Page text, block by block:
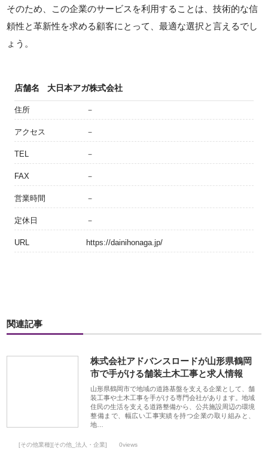
そのため、この企業のサービスを利用することは、技術的な信
頼性と革新性を求める顧客にとって、最適な選択と言えるでし
ょう。
店舗名 大日本アガ株式会社
住所 －
アクセス －
TEL －
FAX －
営業時間 －
定休日 －
URL https://dainihonaga.jp/
関連記事
株式会社アドバンスロードが山形県鶴岡
市で手がける舗装土木工事と求人情報
山形県鶴岡市で地域の道路基盤を支える企業として、舗
装工事や土木工事を手がける専門会社があります。地域
住民の生活を支える道路整備から、公共施設周辺の環境
整備まで、幅広い工事実績を持つ企業の取り組みと、
地…
[その他業種][その他_法人・企業] 0views